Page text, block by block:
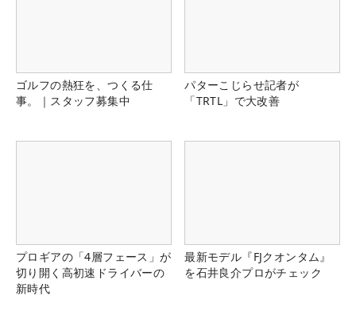
ゴルフの熱狂を、つくる仕
事。｜スタッフ募集中
パターこじらせ記者が
「TRTL」で大改善
プロギアの「4層フェース」が
切り開く高初速ドライバーの
新時代
最新モデル『FJクオンタム』
を石井良介プロがチェック